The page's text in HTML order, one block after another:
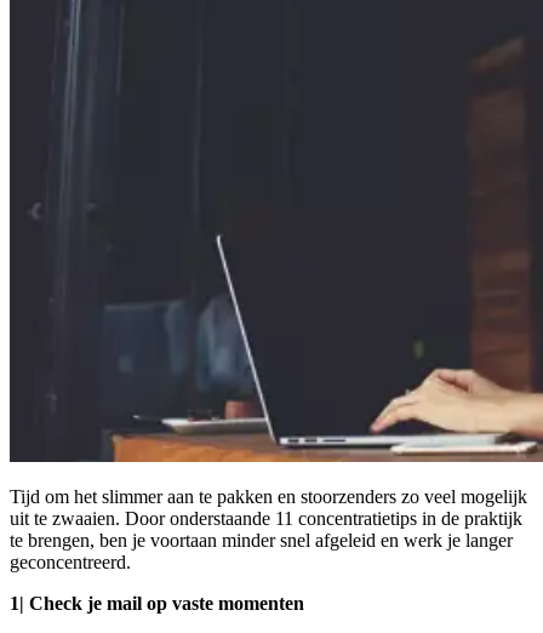
Tijd om het slimmer aan te pakken en stoorzenders zo veel mogelijk
uit te zwaaien. Door onderstaande 11 concentratietips in de praktijk
te brengen, ben je voortaan minder snel afgeleid en werk je langer
geconcentreerd.
1| Check je mail op vaste momenten